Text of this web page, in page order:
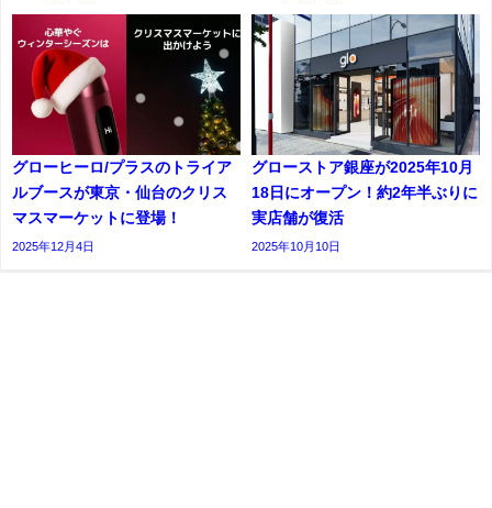
グローヒーロ/プラスのトライア
ルブースが東京・仙台のクリス
マスマーケットに登場！
2025年12月4日
グローストア銀座が2025年10月
18日にオープン！約2年半ぶりに
実店舗が復活
2025年10月10日